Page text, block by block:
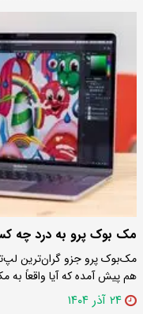
مک بوک پرو به درد چه
مک‌بوک پرو جزو گران‌ترین
هم پیش آمده که آیا واقعاً به
۲۴ آذر ۱۴۰۴